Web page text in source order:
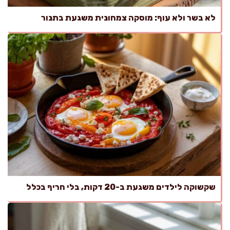
לא בשר ולא עוף: מוסקה צמחונית משגעת בתנור
שקשוקה לילדים משגעת ב-20 דקות, בלי חריף בכלל